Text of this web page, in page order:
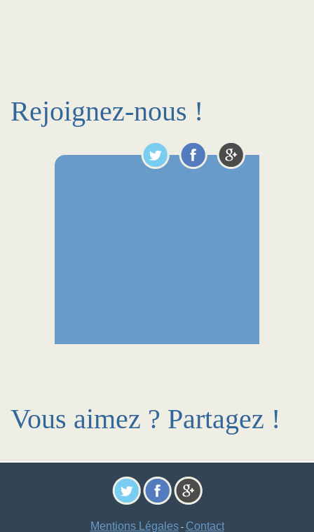
Rejoignez-nous !
Vous aimez ? Partagez !
Mentions Légales- Contact